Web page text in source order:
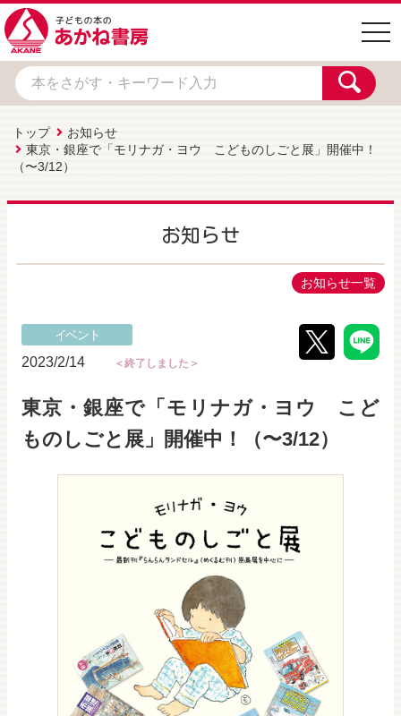
トップ
お知らせ
東京・銀座で「モリナガ・ヨウ こどものしごと展」開催中！
（〜3/12）
お知らせ
お知らせ一覧
イベント
2023/2/14 ＜終了しました＞
東京・銀座で「モリナガ・ヨウ こど
ものしごと展」開催中！（〜3/12）